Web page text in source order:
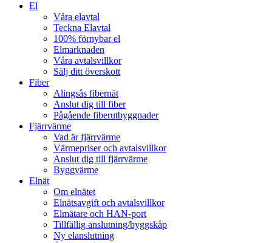
El
Våra elavtal
Teckna Elavtal
100% förnybar el
Elmarknaden
Våra avtalsvillkor
Sälj ditt överskott
Fiber
Alingsås fibernät
Anslut dig till fiber
Pågående fiberutbyggnader
Fjärrvärme
Vad är fjärrvärme
Värmepriser och avtalsvillkor
Anslut dig till fjärrvärme
Byggvärme
Elnät
Om elnätet
Elnätsavgift och avtalsvillkor
Elmätare och HAN-port
Tillfällig anslutning/byggskåp
Ny elanslutning